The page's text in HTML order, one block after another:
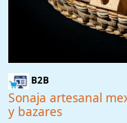
B2B
Sonaja artesanal
y bazares